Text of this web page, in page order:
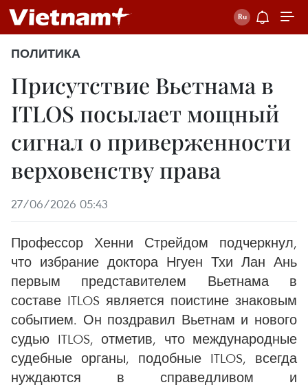
ПОЛИТИКА
Присутствие Вьетнама в
ITLOS посылает мощный
сигнал о приверженности
верховенству права
27/06/2026 05:43
Профессор Хенни Стрейдом подчеркнул,
что избрание доктора Нгуен Тхи Лан Ань
первым представителем Вьетнама в
составе ITLOS является поистине знаковым
событием. Он поздравил Вьетнам и нового
судью ITLOS, отметив, что международные
судебные органы, подобные ITLOS, всегда
нуждаются в справедливом и